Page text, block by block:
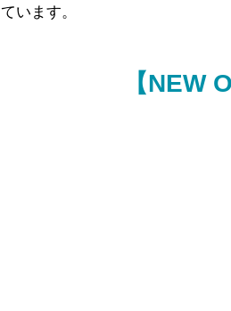
ています。
【NEW